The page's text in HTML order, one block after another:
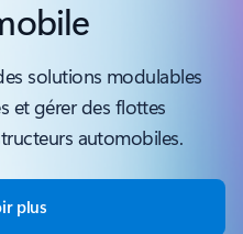
solutions modulables
et gérer des flottes
automobiles.
plus